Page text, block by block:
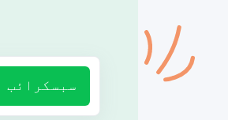
سبسکرائب